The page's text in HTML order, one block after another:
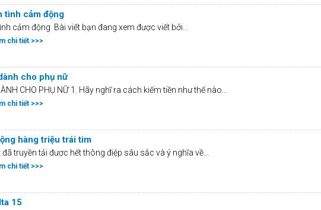
tình cảm động
cảm động Bài viết bạn đang xem được viết bởi...
chi tiết >>>
cho phụ nữ
CHO PHỤ NỮ 1. Hãy nghĩ ra cách kiếm tiền như thế nào...
chi tiết >>>
hàng triệu trái tim
truyền tải được hết thông điệp sâu sắc và ý nghĩa về...
chi tiết >>>
15